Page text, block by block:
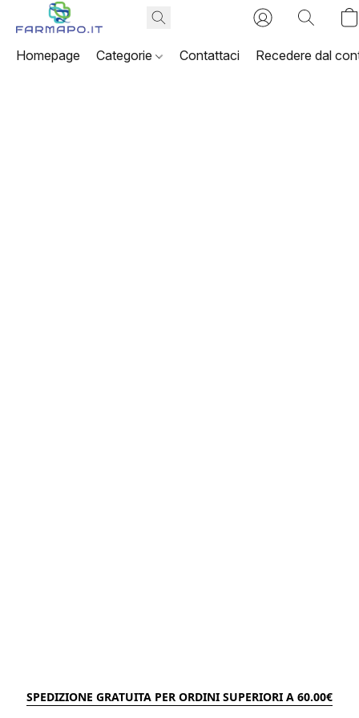
Homepage Categorie Contattaci Recedere dal
SPEDIZIONE GRATUITA PER ORDINI SUPERIORI A 60.00€